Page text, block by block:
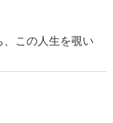
、この人生を覗い